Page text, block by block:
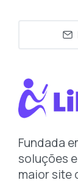
Fundada
soluções
maior site